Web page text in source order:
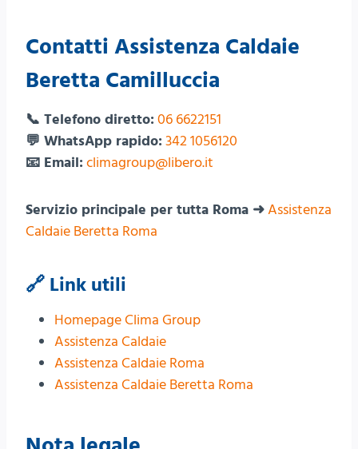
Contatti Assistenza Caldaie
Beretta Camilluccia
📞 Telefono diretto: 06 6622151
💬 WhatsApp rapido: 342 1056120
📧 Email: climagroup@libero.it
Servizio principale per tutta Roma ➜Assistenza
Caldaie Beretta Roma
🔗 Link utili
Homepage Clima Group
Assistenza Caldaie
Assistenza Caldaie Roma
Assistenza Caldaie Beretta Roma